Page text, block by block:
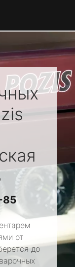
85
от
до